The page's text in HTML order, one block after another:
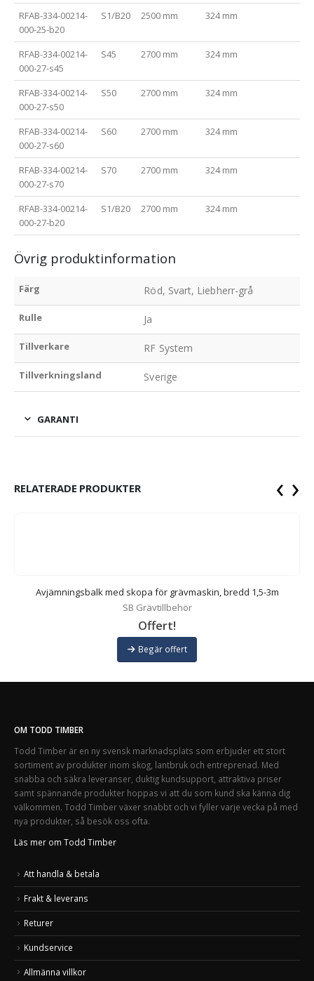
RFAB-334-00214-
000-25-b20
S1/B20 2500 mm 324 mm
RFAB-334-00214-
000-27-s45
S45 2700 mm 324 mm
RFAB-334-00214-
000-27-s50
S50 2700 mm 324 mm
RFAB-334-00214-
000-27-s60
S60 2700 mm 324 mm
RFAB-334-00214-
000-27-s70
S70 2700 mm 324 mm
RFAB-334-00214-
000-27-b20
S1/B20 2700 mm 324 mm
Övrig produktinformation
Färg Röd, Svart, Liebherr-grå
Rulle Ja
Tillverkare RF System
Tillverkningsland Sverige
GARANTI
RELATERADE PRODUKTER
Avjämningsbalk med skopa för grävmaskin, bredd 1,5-3m
SB Grävtillbehör
Offert!
Begär offert
‹ ›
OM TODD TIMBER
Todd Timber är en ny svensk marknadsplats som erbjuder ett stort
sortiment av produkter inom skog, lantbruk och entreprenad. Med
snabba och säkra leveranser, duktig kundsupport, attraktiva priser
samt spännande produkter hoppas vi att du som kund ska känna dig
välkommen. Todd Timber växer snabbt och vi fyller varje vecka på med
nya produkter, så besök oss ofta.
Läs mer om Todd Timber
Att handla & betala
Frakt & leverans
Returer
Kundservice
Allmänna villkor